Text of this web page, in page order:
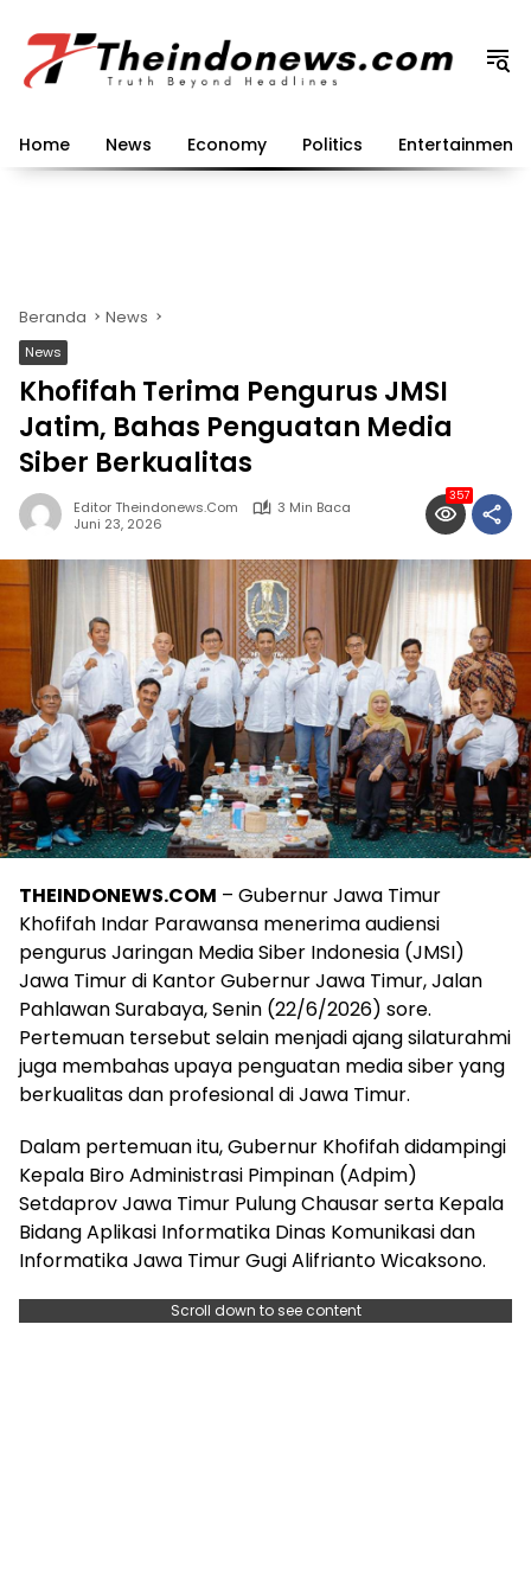
konten
Home News Economy Politics Entertainment
Beranda News
News
Khofifah Terima Pengurus JMSI
Jatim, Bahas Penguatan Media
Siber Berkualitas
Editor Theindonews.com
3 Min Baca
Juni 23, 2026
357
THEINDONEWS.COM – Gubernur Jawa Timur
Khofifah Indar Parawansa menerima audiensi
pengurus Jaringan Media Siber Indonesia (JMSI)
Jawa Timur di Kantor Gubernur Jawa Timur, Jalan
Pahlawan Surabaya, Senin (22/6/2026) sore.
Pertemuan tersebut selain menjadi ajang silaturahmi
juga membahas upaya penguatan media siber yang
berkualitas dan profesional di Jawa Timur.
Dalam pertemuan itu, Gubernur Khofifah didampingi
Kepala Biro Administrasi Pimpinan (Adpim)
Setdaprov Jawa Timur Pulung Chausar serta Kepala
Bidang Aplikasi Informatika Dinas Komunikasi dan
Informatika Jawa Timur Gugi Alifrianto Wicaksono.
Scroll down to see content